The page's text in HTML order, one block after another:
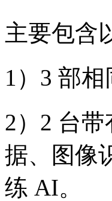
主要包含
1）3 部
2）2 台
据、图像
练 AI。